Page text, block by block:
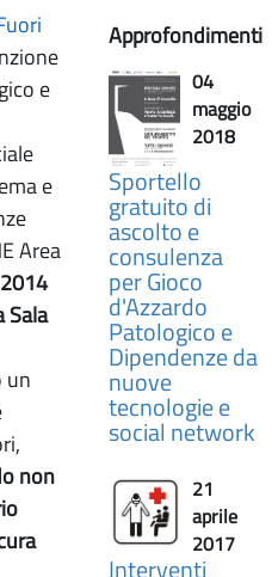
e
e
Area
Sala
un
non
Approfondimenti
04
maggio
2018
Sportello
gratuito di
ascolto e
consulenza
per Gioco
d'Azzardo
Patologico e
Dipendenze da
nuove
tecnologie e
social network
21
aprile
2017
Interventi